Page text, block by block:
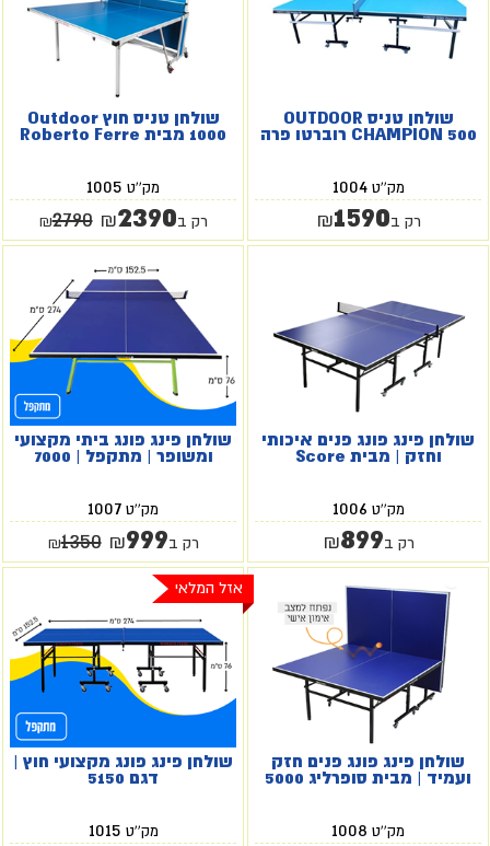
שולחן טניס OUTDOOR
CHAMPION 500 רוברטו פרה
מק''ט1004
רק ב ₪1590
שולחן טניס חוץ Outdoor
1000 מבית Roberto Ferre
מק''ט 1005
רק ב ₪2390
₪2790
שולחן פינג פונג פנים איכותי
וחזק | מבית Score
מק''ט 1006
רק ב ₪899
שולחן פינג פונג ביתי מקצועי
ומשופר | מתקפל | 7000
מק''ט 1007
רק ב ₪999
₪1350
שולחן פינג פונג פנים חזק
ועמיד | מבית סופרליג 5000
מק''ט 1008
אזל המלאי
שולחן פינג פונג מקצועי חוץ |
דגם 5150
מק''ט 1015